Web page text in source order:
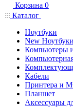
Корзина 0
Каталог
Ноутбуки
New Ноутбуки
Компьютеры
Кабели
Принтера и
Планшет
Аксессуары